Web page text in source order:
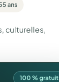
ans
culturelles,
100 % gratuit